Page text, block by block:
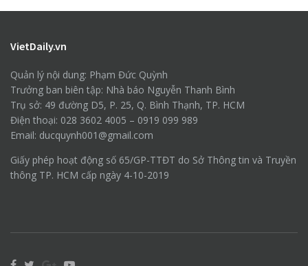
VietDaily.vn
Quản lý nội dung: Phạm Đức Quỳnh
Trưởng ban biên tập: Nhà báo Nguyễn Thanh Bình
Trụ sở: 49 đường D5, P. 25, Q. Bình Thạnh, TP. HCM
Điện thoại: 028 3602 4005 – 0919 099 989
Email: ducquynh001@gmail.com
Giấy phép hoạt động số 65/GP-TTĐT do Sở Thông tin và Truyền
thông TP. HCM cấp ngày 4-10-2019